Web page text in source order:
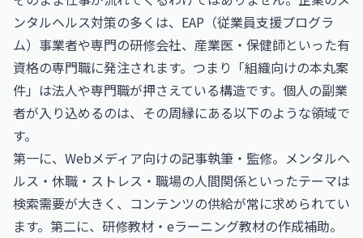
ンタルヘルス対策の多くは、EAP（従業員支援プログラ
ム）事業者や専門の研修会社、産業医・保健師といった有
資格の専門職に発注されます。つまり「組織向けの本丸案
件」は法人や専門職が押さえている構造です。個人の副業
者が入り込めるのは、その周縁にある以下のような領域で
す。
第一に、Webメディア向けの記事執筆・監修。メンタルヘ
ルス・休職・ストレス・職場の人間関係といったテーマは
検索需要が大きく、コンテンツの供給が常に求められてい
ます。第二に、研修教材・eラーニング教材の作成補助。